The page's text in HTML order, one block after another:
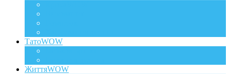
ТатоWOW
ЖиттяWOW